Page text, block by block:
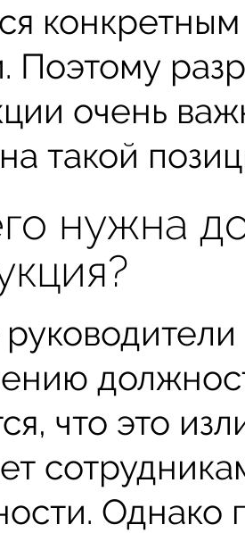
Поэтому
очень
такой
нужна
что это
Однако